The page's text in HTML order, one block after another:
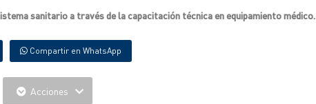
sanitario a través de la capacitación técnica en equipamiento médico.
Compartir en WhatsApp
Acciones